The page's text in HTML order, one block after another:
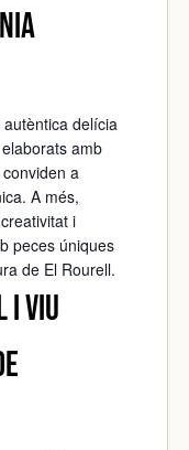
delícia
amb
a
A més,
i
peces úniques
de El Rourell.
i viu